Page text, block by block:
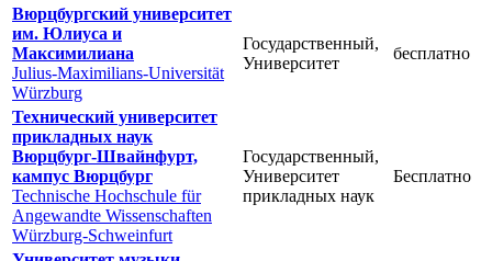
Вюрцбургский университет
им. Юлиуса и
Максимилиана
Julius-Maximilians-Universität
Würzburg
Государственный,
Университет
бесплатно
Технический университет
прикладных наук
Вюрцбург-Швайнфурт,
кампус Вюрцбург
Technische Hochschule für
Angewandte Wissenschaften
Würzburg-Schweinfurt
Государственный,
Университет
прикладных наук
Бесплатно